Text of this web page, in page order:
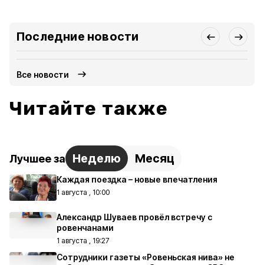
Последние новости
Все новости
Читайте также
Лучшее за Неделю Месяц
Каждая поездка – новые впечатления
1 августа , 10:00
Александр Шуваев провёл встречу с
ровенчанами
1 августа , 19:27
Сотрудники газеты «Ровеньская нива» не